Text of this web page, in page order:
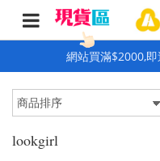
網站買滿$2000,
lookgirl